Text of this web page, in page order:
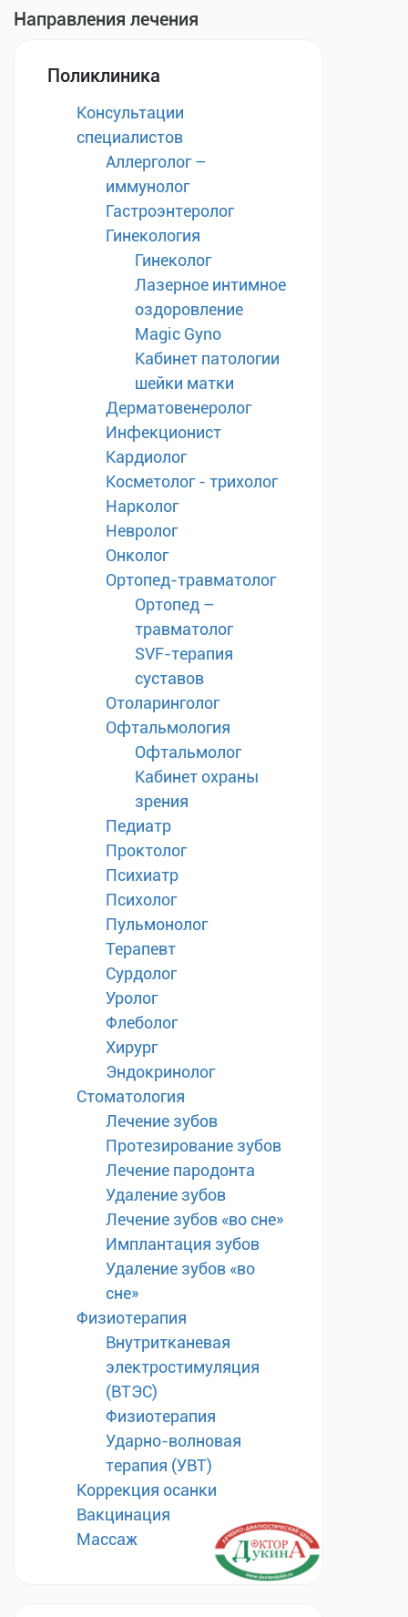
Направления лечения
Поликлиника
Консультации
специалистов
Аллерголог –
иммунолог
Гастроэнтеролог
Гинекология
Гинеколог
Лазерное интимное
оздоровление
Magic Gyno
Кабинет патологии
шейки матки
Дерматовенеролог
Инфекционист
Кардиолог
Косметолог - трихолог
Нарколог
Невролог
Онколог
Ортопед-травматолог
Ортопед –
травматолог
SVF-терапия
суставов
Отоларинголог
Офтальмология
Офтальмолог
Кабинет охраны
зрения
Педиатр
Проктолог
Психиатр
Психолог
Пульмонолог
Терапевт
Сурдолог
Уролог
Флеболог
Хирург
Эндокринолог
Стоматология
Лечение зубов
Протезирование зубов
Лечение пародонта
Удаление зубов
Лечение зубов «во сне»
Имплантация зубов
Удаление зубов «во
сне»
Физиотерапия
Внутритканевая
электростимуляция
(ВТЭС)
Физиотерапия
Ударно-волновая
терапия (УВТ)
Коррекция осанки
Вакцинация
Массаж